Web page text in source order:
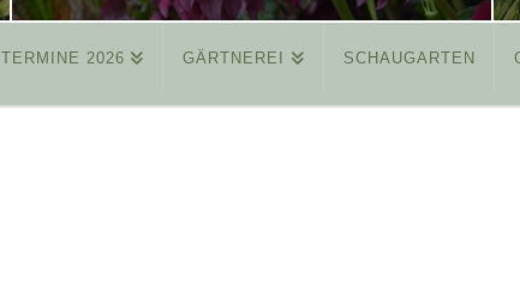
REINHARD
TERMINE 2026 GÄRTNEREI SCHAUGARTEN